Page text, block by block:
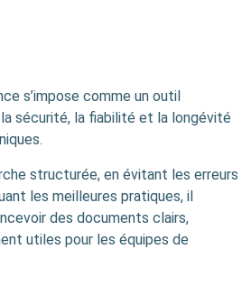
s’impose comme un outil
sécurité, la fiabilité et la longévité
structurée, en évitant les erreurs
les meilleures pratiques, il
des documents clairs,
utiles pour les équipes de